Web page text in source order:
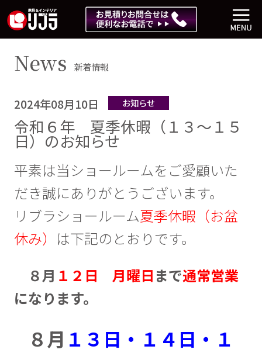
News 新着情報
お知らせ
2024年08月10日
令和６年 夏季休暇（１３～１５
日）のお知らせ
平素は当ショールームをご愛顧いた
だき誠にありがとうございます。
リブラショールーム夏季休暇（お盆
休み） は下記のとおりです。
８月 １２日 月曜日 まで通常営業
になります。
８月 １３日・１４日・１